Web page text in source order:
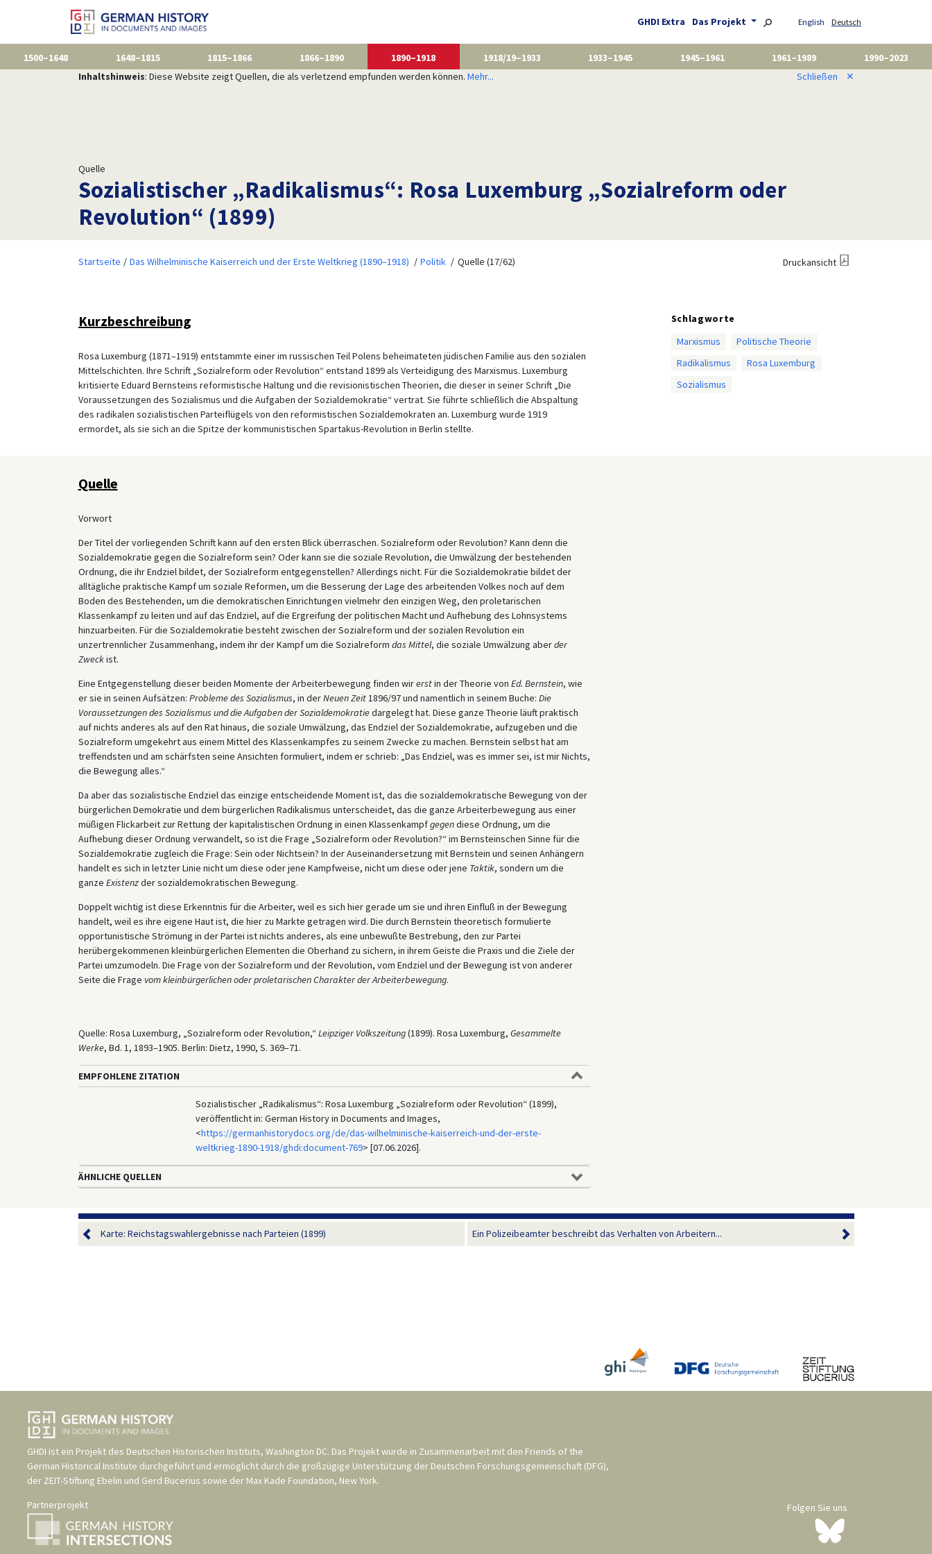
GHDI Extra Das Projekt English Deutsch
1500–1648 1648–1815 1815–1866 1866–1890 1890–1918 1918/19–1933 1933–1945 1945–1961 1961–1989
1990–2023
Inhaltshinweis: Diese Website zeigt Quellen, die als verletzend empfunden werden können. Mehr... Schließen ✕
Quelle
Sozialistischer „Radikalismus“: Rosa Luxemburg „Sozialreform oder
Revolution“ (1899)
Startseite Das Wilhelminische Kaiserreich und der Erste Weltkrieg (1890–1918) Politik Quelle (17/62) Druckansicht
Kurzbeschreibung
Rosa Luxemburg (1871–1919) entstammte einer im russischen Teil Polens beheimateten jüdischen Familie aus den sozialen
Mittelschichten. Ihre Schrift „Sozialreform oder Revolution“ entstand 1899 als Verteidigung des Marxismus. Luxemburg
kritisierte Eduard Bernsteins reformistische Haltung und die revisionistischen Theorien, die dieser in seiner Schrift „Die
Voraussetzungen des Sozialismus und die Aufgaben der Sozialdemokratie“ vertrat. Sie führte schließlich die Abspaltung
des radikalen sozialistischen Parteiflügels von den reformistischen Sozialdemokraten an. Luxemburg wurde 1919
ermordet, als sie sich an die Spitze der kommunistischen Spartakus-Revolution in Berlin stellte.
Schlagworte
Marxismus
Politische Theorie
Radikalismus
Rosa Luxemburg
Sozialismus
Quelle
Vorwort
Der Titel der vorliegenden Schrift kann auf den ersten Blick überraschen. Sozialreform oder Revolution? Kann denn die
Sozialdemokratie gegen die Sozialreform sein? Oder kann sie die soziale Revolution, die Umwälzung der bestehenden
Ordnung, die ihr Endziel bildet, der Sozialreform entgegenstellen? Allerdings nicht. Für die Sozialdemokratie bildet der
alltägliche praktische Kampf um soziale Reformen, um die Besserung der Lage des arbeitenden Volkes noch auf dem
Boden des Bestehenden, um die demokratischen Einrichtungen vielmehr den einzigen Weg, den proletarischen
Klassenkampf zu leiten und auf das Endziel, auf die Ergreifung der politischen Macht und Aufhebung des Lohnsystems
hinzuarbeiten. Für die Sozialdemokratie besteht zwischen der Sozialreform und der sozialen Revolution ein
unzertrennlicher Zusammenhang, indem ihr der Kampf um die Sozialreform das Mittel, die soziale Umwälzung aberder
Zweckist.
Eine Entgegenstellung dieser beiden Momente der Arbeiterbewegung finden wirerstin der Theorie von Ed. Bernstein, wie
er sie in seinen Aufsätzen: Probleme des Sozialismus, in derNeuen Zeit1896/97 und namentlich in seinem Buche: Die
Voraussetzungen des Sozialismus und die Aufgaben der Sozialdemokratiedargelegt hat. Diese ganze Theorie läuft praktisch
auf nichts anderes als auf den Rat hinaus, die soziale Umwälzung, das Endziel der Sozialdemokratie, aufzugeben und die
Sozialreform umgekehrt aus einem Mittel des Klassenkampfes zu seinem Zwecke zu machen. Bernstein selbst hat am
treffendsten und am schärfsten seine Ansichten formuliert, indem er schrieb: „Das Endziel, was es immer sei, ist mir Nichts,
die Bewegung alles.“
Da aber das sozialistische Endziel das einzige entscheidende Moment ist, das die sozialdemokratische Bewegung von der
bürgerlichen Demokratie und dem bürgerlichen Radikalismus unterscheidet, das die ganze Arbeiterbewegung aus einer
müßigen Flickarbeit zur Rettung der kapitalistischen Ordnung in einen Klassenkampfgegendiese Ordnung, um die
Aufhebung dieser Ordnung verwandelt, so ist die Frage „Sozialreform oder Revolution?“ im Bernsteinschen Sinne für die
Sozialdemokratie zugleich die Frage: Sein oder Nichtsein? In der Auseinandersetzung mit Bernstein und seinen Anhängern
handelt es sich in letzter Linie nicht um diese oder jene Kampfweise, nicht um diese oder jene Taktik, sondern um die
ganze Existenzder sozialdemokratischen Bewegung.
Doppelt wichtig ist diese Erkenntnis für die Arbeiter, weil es sich hier gerade um sie und ihren Einfluß in der Bewegung
handelt, weil es ihre eigene Haut ist, die hier zu Markte getragen wird. Die durch Bernstein theoretisch formulierte
opportunistische Strömung in der Partei ist nichts anderes, als eine unbewußte Bestrebung, den zur Partei
herübergekommenen kleinbürgerlichen Elementen die Oberhand zu sichern, in ihrem Geiste die Praxis und die Ziele der
Partei umzumodeln. Die Frage von der Sozialreform und der Revolution, vom Endziel und der Bewegung ist von anderer
Seite die Frage vom kleinbürgerlichen oder proletarischen Charakter der Arbeiterbewegung.
Quelle: Rosa Luxemburg, „Sozialreform oder Revolution,“ Leipziger Volkszeitung(1899). Rosa Luxemburg, Gesammelte
Werke, Bd. 1, 1893–1905. Berlin: Dietz, 1990, S. 369–71.
EMPFOHLENE ZITATION
Sozialistischer „Radikalismus“: Rosa Luxemburg „Sozialreform oder Revolution“ (1899),
veröffentlicht in: German History in Documents and Images,
<https://germanhistorydocs.org/de/das-wilhelminische-kaiserreich-und-der-erste-
weltkrieg-1890-1918/ghdi:document-769> [07.06.2026].
ÄHNLICHE QUELLEN
Karte: Reichstagswahlergebnisse nach Parteien (1899) Ein Polizeibeamter beschreibt das Verhalten von Arbeitern...
GHDI ist ein Projekt des Deutschen Historischen Instituts, Washington DC. Das Projekt wurde in Zusammenarbeit mit den Friends of the
German Historical Institute durchgeführt und ermöglicht durch die großzügige Unterstützung der Deutschen Forschungsgemeinschaft (DFG),
der ZEIT-Stiftung Ebelin und Gerd Bucerius sowie der Max Kade Foundation, New York.
Partnerprojekt
Folgen Sie uns